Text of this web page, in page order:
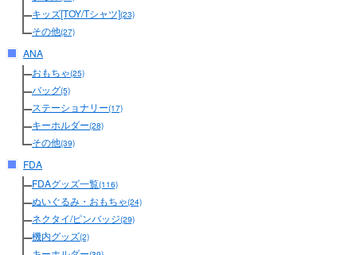
キッズ[TOY/Tシャツ](23)
その他(27)
ANA
おもちゃ(25)
バッグ(5)
ステーショナリー(17)
キーホルダー(28)
その他(39)
FDA
FDAグッズ一覧(116)
ぬいぐるみ・おもちゃ(24)
ネクタイ/ピンバッジ(29)
機内グッズ(2)